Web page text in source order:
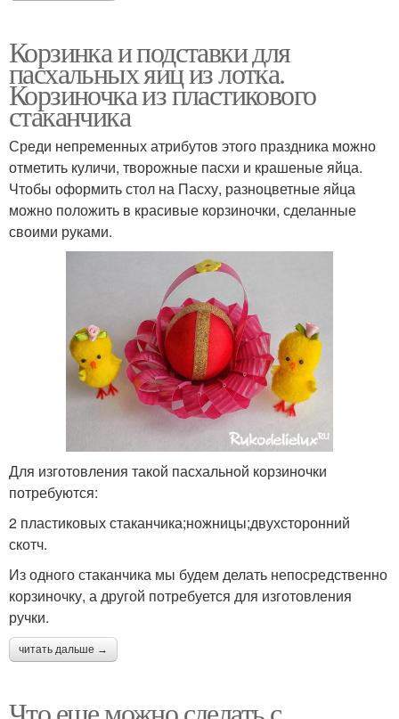
Корзинка и подставки для
пасхальных яиц из лотка.
Корзиночка из пластикового
стаканчика
Среди непременных атрибутов этого праздника можно
отметить куличи, творожные пасхи и крашеные яйца.
Чтобы оформить стол на Пасху, разноцветные яйца
можно положить в красивые корзиночки, сделанные
своими руками.
Для изготовления такой пасхальной корзиночки
потребуются:
2 пластиковых стаканчика;ножницы;двухсторонний
скотч.
Из одного стаканчика мы будем делать непосредственно
корзиночку, а другой потребуется для изготовления
ручки.
читать дальше →